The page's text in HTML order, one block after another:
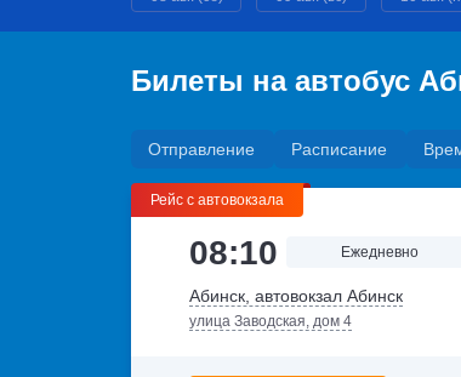
Билеты на автобус
Отправление Расписание
Рейс с автовокзала
08:10 Ежедневно
Абинск, автовокзал Абинск
улица Заводская, дом 4